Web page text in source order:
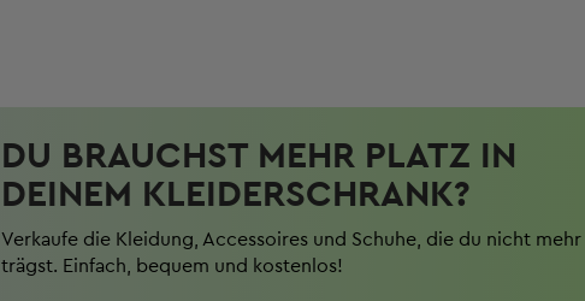
DU BRAUCHST MEHR PLATZ IN
DEINEM KLEIDERSCHRANK?
Verkaufe die Kleidung, Accessoires und Schuhe, die du nicht mehr
trägst. Einfach, bequem und kostenlos!